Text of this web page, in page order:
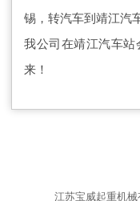
锡，转汽车到靖江汽
我公司在靖江汽车站
来！
江苏宝威起重